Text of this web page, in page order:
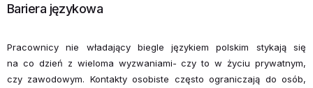
Bariera językowa
Pracownicy nie władający biegle językiem polskim stykają się
na co dzień z wieloma wyzwaniami- czy to w życiu prywatnym,
czy zawodowym. Kontakty osobiste często ograniczają do osób,